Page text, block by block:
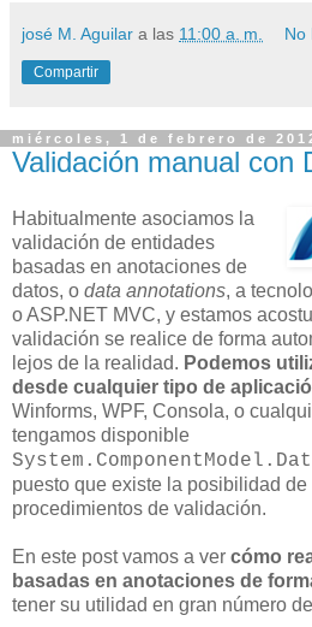
josé M. Aguilar a las 11:00 a. m. No
Compartir
miércoles, 1 de febrero de
Validación manual con
Habitualmente asociamos la
validación de entidades
basadas en anotaciones de
datos, o data annotations, a
o ASP.NET MVC, y estamos
validación se realice de forma
lejos de la realidad. Podemos
desde cualquier tipo de
Winforms, WPF, Consola, o
tengamos disponible
puesto que existe la posibilidad
procedimientos de validación.
En este post vamos a ver cómo
basadas en anotaciones de
tener su utilidad en gran número